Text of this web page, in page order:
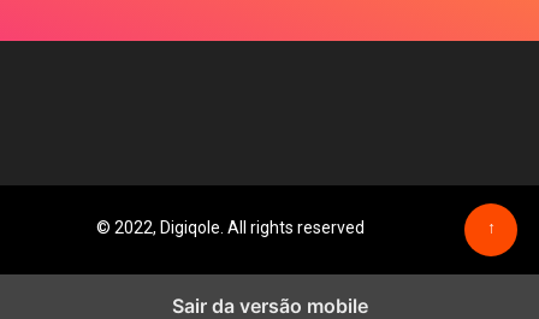
© 2022, Digiqole. All rights reserved ↑
Sair da versão mobile